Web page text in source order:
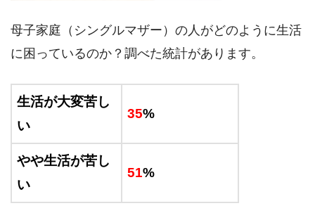
母子家庭（シングルマザー）の人がどのように生活
に困っているのか？調べた統計があります。
生活が大変苦し
い
35%
やや生活が苦し
い
51%